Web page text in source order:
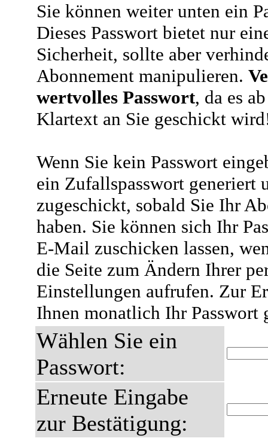
Sie können weiter unten ein
Dieses Passwort bietet nur
Sicherheit, sollte aber
Abonnement manipulieren.
wertvolles Passwort, da es
Klartext an Sie geschickt
Wenn Sie kein Passwort
ein Zufallspasswort generiert
zugeschickt, sobald Sie Ihr
haben. Sie können sich Ihr
E-Mail zuschicken lassen,
die Seite zum Ändern Ihrer
Einstellungen aufrufen. Zur
Ihnen monatlich Ihr Passwort
Wählen Sie ein
Passwort:
Erneute Eingabe
zur Bestätigung: